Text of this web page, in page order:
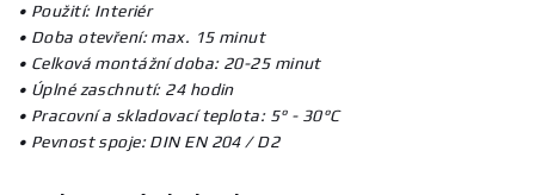
• Použití: Interiér
• Doba otevření: max. 15 minut
• Celková montážní doba: 20-25 minut
• Úplné zaschnutí: 24 hodin
• Pracovní a skladovací teplota: 5° - 30°C
• Pevnost spoje: DIN EN 204 / D2